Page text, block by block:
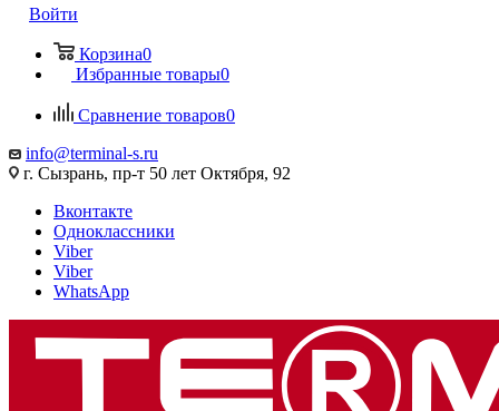
Войти
Корзина0
Избранные товары0
Сравнение товаров0
info@terminal-s.ru
г. Сызрань, пр-т 50 лет Октября, 92
Вконтакте
Одноклассники
Viber
Viber
WhatsApp